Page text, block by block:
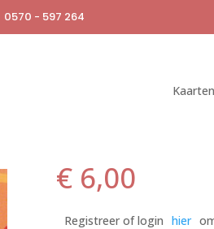
0570 - 597 264
Kaarten
€6,00
Registreer of login hier